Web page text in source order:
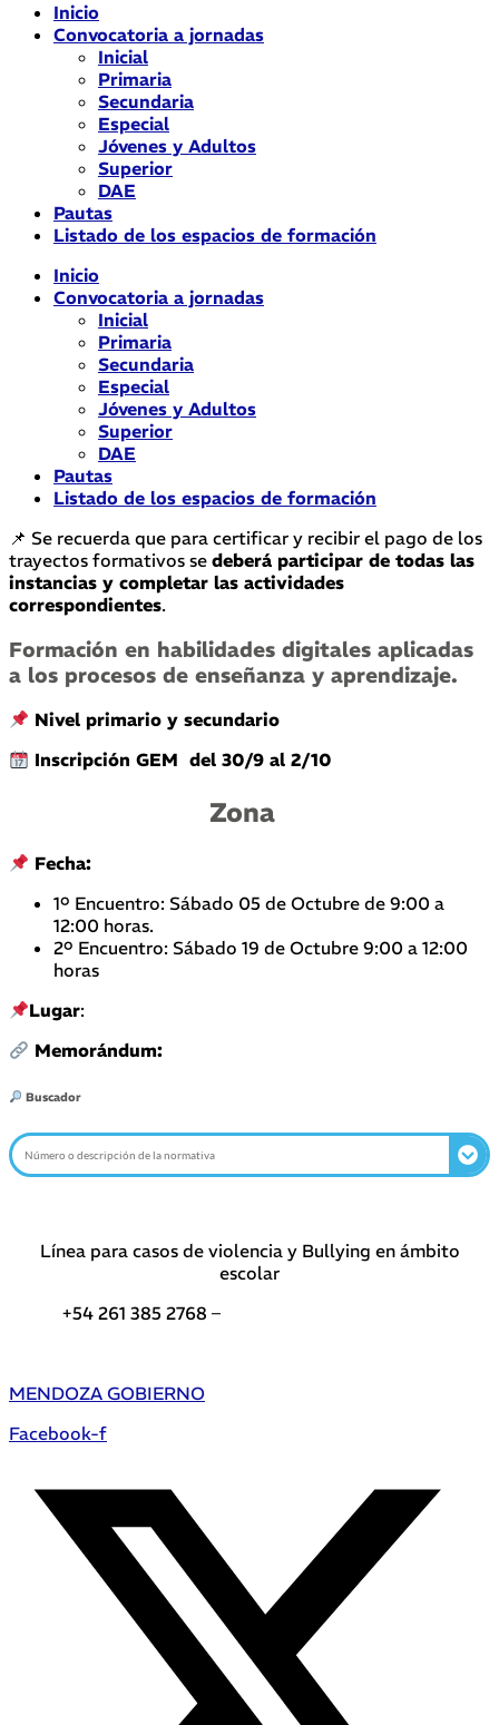
Inicio
Convocatoria a jornadas
Inicial
Primaria
Secundaria
Especial
Jóvenes y Adultos
Superior
DAE
Pautas
Listado de los espacios de formación
Inicio
Convocatoria a jornadas
Inicial
Primaria
Secundaria
Especial
Jóvenes y Adultos
Superior
DAE
Pautas
Listado de los espacios de formación
📌 Se recuerda que para certificar y recibir el pago de los
trayectos formativos se deberá participar de todas las
instancias y completar las actividades
correspondientes.
Formación en habilidades digitales aplicadas
a los procesos de enseñanza y aprendizaje.
Nivel primario y secundario
Inscripción GEM del 30/9 al 2/10
Zona
Fecha:
1º Encuentro: Sábado 05 de Octubre de 9:00 a
12:00 horas.
2º Encuentro: Sábado 19 de Octubre 9:00 a 12:00
horas
Lugar:
Memorándum:
Buscador
Línea para casos de violencia y Bullying en ámbito
escolar
+54 261 385 2768 –
MENDOZA GOBIERNO
Facebook-f